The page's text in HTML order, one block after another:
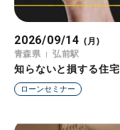
2026/09/14 (月)
青森県
弘前駅
知らないと損する住
ローンセミナー